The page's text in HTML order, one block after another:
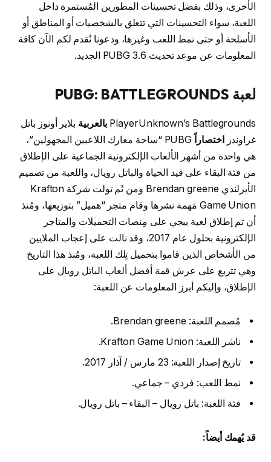
الأخرى، وذلك بفضل تحسينات المطورين المُستمرة داخل
اللعبة، سواء التحسينات التي تتعلق بالشخصيات أو المناطق أو
الأسلحة أو حتى نمط اللعب وغيرها، ودعونا نُقدم لكم الآن كافة
المعلومات عن موعد تحديث PUBG 3.6 الجديد.
لعبة PUBG: BATTLEGROUNDS
PlayerUnknown’s Battlegrounds بالعربية بلاير أونوز باتل
غراوندز
اختصاراً
PUBG “ساحة معارك اللاعبين المجهولين”،
هي واحدة من أشهر الألعاب الإلكترونية الجماعية على الإطلاق
من فئة البقاء على قيد الحياة والباتل رويال، واللعبة من تصميم
الأيرلندي Brendan greene ومن ثَم تولت شركة Krafton
Game Union مَهمة نشرها وقام متجر “هميل” بتوزيعها، ومُنذ
أن تم إطلاق لعبة ببجي على مِنصات التحميلات والمتاجر
الإلكترونية بحلول عام 2017، وقد نالت على إعجاب الملايين
من الأشخاص الذين قاموا بتحميل تِلك اللعبة، ومُنذ هذا التاريخ
وهي تتربع على عرش قمة أفضل ألعاب الباتل رويال على
الإطلاق، وإليكم أبرز المعلومات عن اللعبة:
مُصمم اللعبة: Brendan greene.
ناشر اللعبة: Krafton Game Union.
تاريخ إصدار اللعبة: 23 مارس / آذار 2017.
نمط اللعب: فردي – جماعي.
فئة اللعبة: باتل رويال – البقاء – باتل رويال.
قد يُهمك أيضاً: